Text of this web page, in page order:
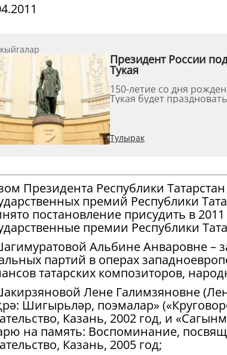
Президент России
Тукая
150-летие со дня
Тукая будет
Тулырак
Президента Республики
премий Республики
постановление присудить в
премии Республики
Альбине Анваровне –
партий в операх
татарских композиторов,
Лене Галимзяновне
Шигырьләр, поэмалар»
Казань, 2002 год, и
на память: Воспоминание,
Казань, 2005 год;